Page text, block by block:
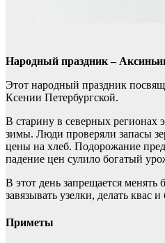
Народный праздник –
Этот народный праздник
Ксении Петербургской.
В старину в северных регионах
зимы. Люди проверяли запасы
цены на хлеб. Подорожание
падение цен сулило богатый
В этот день запрещается менять
завязывать узелки, делать квас и
Приметы